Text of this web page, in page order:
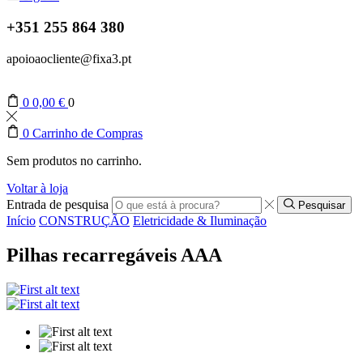
+351 255 864 380
apoioaocliente@fixa3.pt
0 0,00 € 0
0 Carrinho de Compras
Sem produtos no carrinho.
Voltar à loja
Entrada de pesquisa
Pesquisar
Início CONSTRUÇÃO Eletricidade & Iluminação
Pilhas recarregáveis AAA